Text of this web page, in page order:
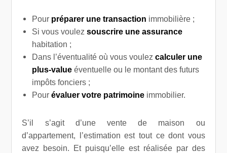
Pour préparer une transaction immobilière ;
Si vous voulez souscrire une assurance
habitation ;
Dans l’éventualité où vous voulezcalculer une
plus-value éventuelle ou le montant des futurs
impôts fonciers ;
Pourévaluer votre patrimoine immobilier.
S’il s’agit d’une vente de maison ou
d’appartement, l’estimation est tout ce dont vous
avez besoin. Et puisqu’elle est réalisée par des